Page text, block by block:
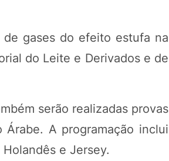
de gases do efeito estufa na
do Leite e Derivados e de
serão realizadas provas
Árabe. A programação inclui
e Jersey.